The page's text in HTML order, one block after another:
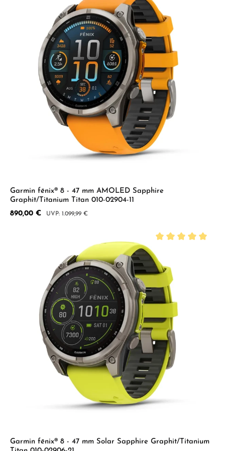
Garmin fēnix® 8 - 47 mm AMOLED Sapphire
Graphit/Titanium Titan 010-02904-11
Verkaufspreis:
890,00 € Regulärer Preis:
1.099,99 €
Garmin fēnix® 8 - 47 mm Solar Sapphire Graphit/Titanium